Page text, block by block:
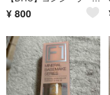
¥ 800